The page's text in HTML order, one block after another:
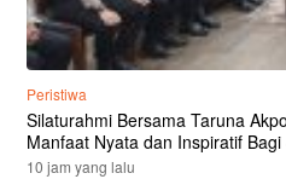
Peristiwa
Silaturahmi Bersama Taruna
Manfaat Nyata dan Inspiratif
10 jam yang lalu